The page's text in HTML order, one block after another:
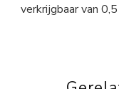
verkrijgbaar van